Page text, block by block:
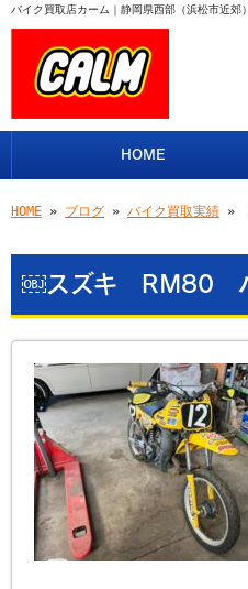
バイク買取店カーム｜静岡県西部（浜松市近郊
HOME
HOME » ブログ » バイク買取実績 »
￼スズキ RM80 バ